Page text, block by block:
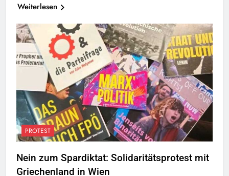
Weiterlesen
PROTEST
Nein zum Spardiktat: Solidaritätsprotest mit
Griechenland in Wien